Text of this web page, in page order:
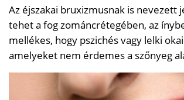
Az éjszakai bruxizmusnak is nevezett
tehet a fog zománcrétegében, az
mellékes, hogy pszichés vagy lelki
amelyeket nem érdemes a szőnyeg